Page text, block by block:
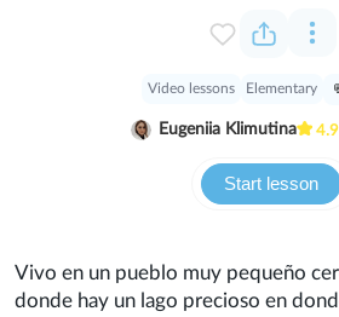
Start lesson
Video lessons Elementary
Eugeniia Klimutina 4.9
Vivo en un pueblo muy pequeño
donde hay un lago precioso en